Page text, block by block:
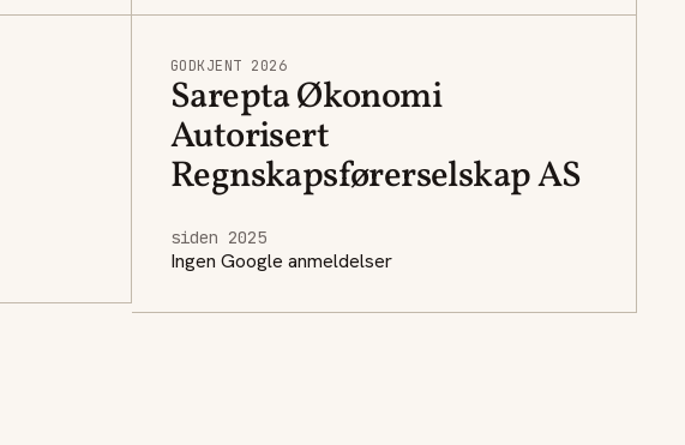
GODKJENT 2026
Sarepta Økonomi
Autorisert
Regnskapsførerselskap AS
siden 2025
Ingen Google anmeldelser